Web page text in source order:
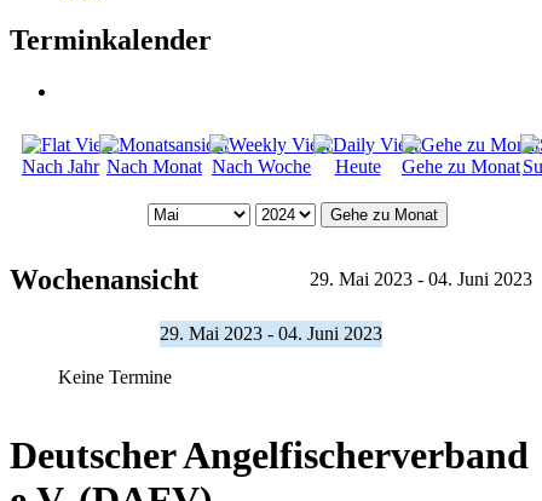
Terminkalender
Nach Jahr Nach Monat Nach Woche Heute Gehe zu Monat
Gehe zu Monat
Wochenansicht 29. Mai 2023 - 04. Juni 2023
29. Mai 2023 - 04. Juni 2023
Keine Termine
Deutscher Angelfischerverband